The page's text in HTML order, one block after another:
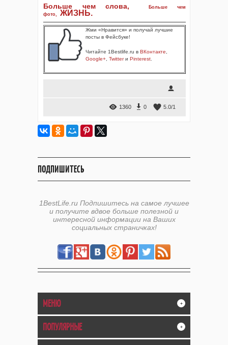
Больше чем слова,
Больше чем
фото, ЖИЗНЬ.
Жми «Нравится» и получай лучшие
посты в Фейсбуке!
Читайте 1Bestlife.ru в ВКонтакте
Google+ Twitterи Pinterest
1360 0 5.0/1
ПОДПИШИТЕСЬ
1BestLife.ru Подпишитесь на самое лучшее
и получите вдвое больше полезной и
интересной информации на Ваших
социальных страничках!
МЕНЮ +
ПОПУЛЯРНЫЕ +